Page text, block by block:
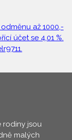
až 1000,-
účet se 4,01 %.
rodiny jsou
malých